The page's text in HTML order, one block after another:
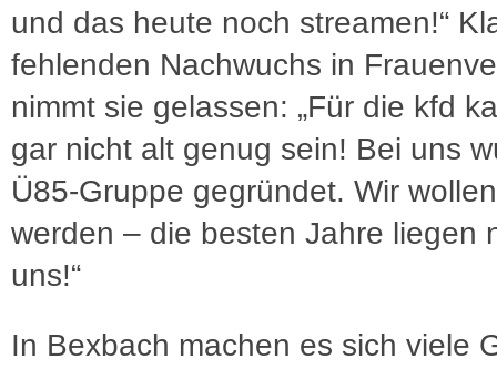
und das heute noch streamen!“
fehlenden Nachwuchs in
nimmt sie gelassen: „Für die kfd
gar nicht alt genug sein! Bei uns
Ü85-Gruppe gegründet. Wir
werden – die besten Jahre liegen
uns!“
In Bexbach machen es sich viele